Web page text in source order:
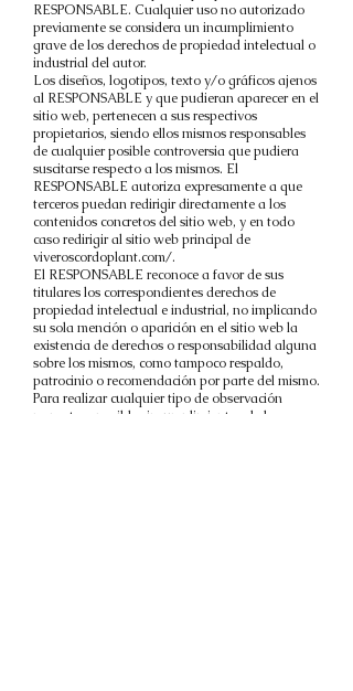
RESPONSABLE. Cualquier uso no autorizado
previamente se considera un incumplimiento
grave de los derechos de propiedad intelectual o
industrial del autor.
Los diseños, logotipos, texto y/o gráficos ajenos
al RESPONSABLE y que pudieran aparecer en el
sitio web, pertenecen a sus respectivos
propietarios, siendo ellos mismos responsables
de cualquier posible controversia que pudiera
suscitarse respecto a los mismos. El
RESPONSABLE autoriza expresamente a que
terceros puedan redirigir directamente a los
contenidos concretos del sitio web, y en todo
caso redirigir al sitio web principal de
viveroscordoplant.com/.
El RESPONSABLE reconoce a favor de sus
titulares los correspondientes derechos de
propiedad intelectual e industrial, no implicando
su sola mención o aparición en el sitio web la
existencia de derechos o responsabilidad alguna
sobre los mismos, como tampoco respaldo,
patrocinio o recomendación por parte del mismo.
Para realizar cualquier tipo de observación
respecto a posibles incumplimientos de los